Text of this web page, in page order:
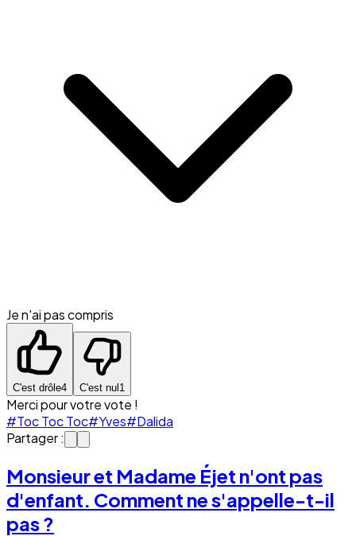
Je n'ai pas compris
C'est drôle4 C'est nul1
Merci pour votre vote !
#Toc Toc Toc#Yves#Dalida
Partager :
Monsieur et Madame Éjet n'ont pas
d'enfant. Comment ne s'appelle-t-il
pas ?